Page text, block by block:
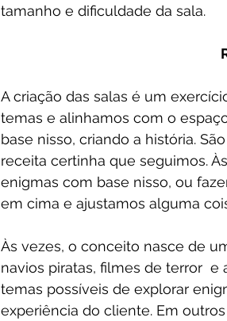
tamanho e dificuldade da sala.
A criação das salas é um
temas e alinhamos com o
base nisso, criando a história.
receita certinha que seguimos.
enigmas com base nisso, ou
em cima e ajustamos alguma
Às vezes, o conceito nasce de
navios piratas, filmes de terror
temas possíveis de explorar
experiência do cliente. Em